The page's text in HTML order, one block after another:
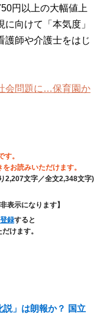
円以上の大幅値上
向けて「本気度」
護師や介護士をはじ
会問題に…保育園か
。
お読みいただけます。
2,207文字／全文2,348文字)
表示になります】
録すると
けます。
説」は朗報か？ 国立